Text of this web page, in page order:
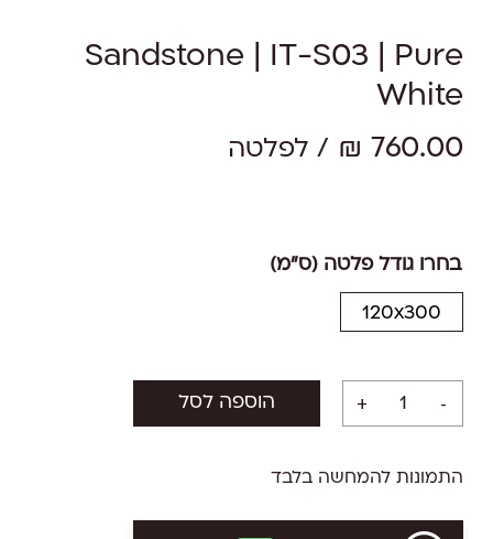
Sandstone | IT-S03 | Pure
White
₪ 760.00 / לפלטה
בחרו גודל פלטה (ס"מ)
120x300
הוספה לסל
התמונות להמחשה בלבד